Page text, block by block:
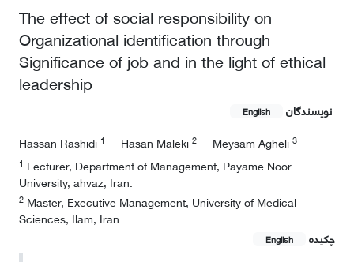
The effect of social responsibility on
Organizational identification through
Significance of job and in the light of ethical
leadership
نویسندگان English
Hassan Rashidi 1 Hasan Maleki 2 Meysam Agheli 3
1 Lecturer, Department of Management, Payame Noor
University, ahvaz, Iran.
2 Master, Executive Management, University of Medical
Sciences, Ilam, Iran
چکیده
English